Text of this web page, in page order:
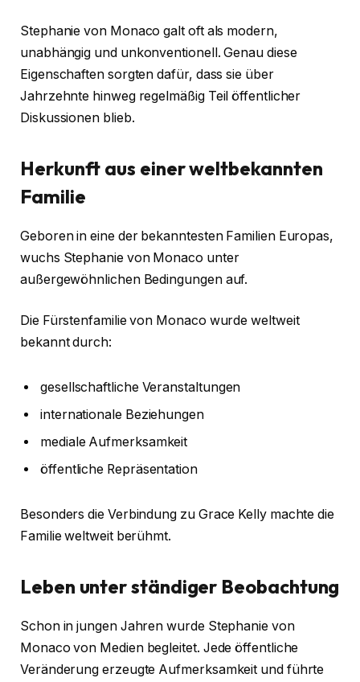
Stephanie von Monaco galt oft als modern,
unabhängig und unkonventionell. Genau diese
Eigenschaften sorgten dafür, dass sie über
Jahrzehnte hinweg regelmäßig Teil öffentlicher
Diskussionen blieb.
Herkunft aus einer weltbekannten
Familie
Geboren in eine der bekanntesten Familien Europas,
wuchs Stephanie von Monaco unter
außergewöhnlichen Bedingungen auf.
Die Fürstenfamilie von Monaco wurde weltweit
bekannt durch:
gesellschaftliche Veranstaltungen
internationale Beziehungen
mediale Aufmerksamkeit
öffentliche Repräsentation
Besonders die Verbindung zu Grace Kelly machte die
Familie weltweit berühmt.
Leben unter ständiger Beobachtung
Schon in jungen Jahren wurde Stephanie von
Monaco von Medien begleitet. Jede öffentliche
Veränderung erzeugte Aufmerksamkeit und führte